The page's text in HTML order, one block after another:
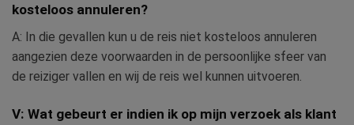
kosteloos annuleren?
A: In die gevallen kun u de reis niet kosteloos annuleren
aangezien deze voorwaarden in de persoonlijke sfeer van
de reiziger vallen en wij de reis wel kunnen uitvoeren.
V: Wat gebeurt er indien ik op mijn verzoek als klant